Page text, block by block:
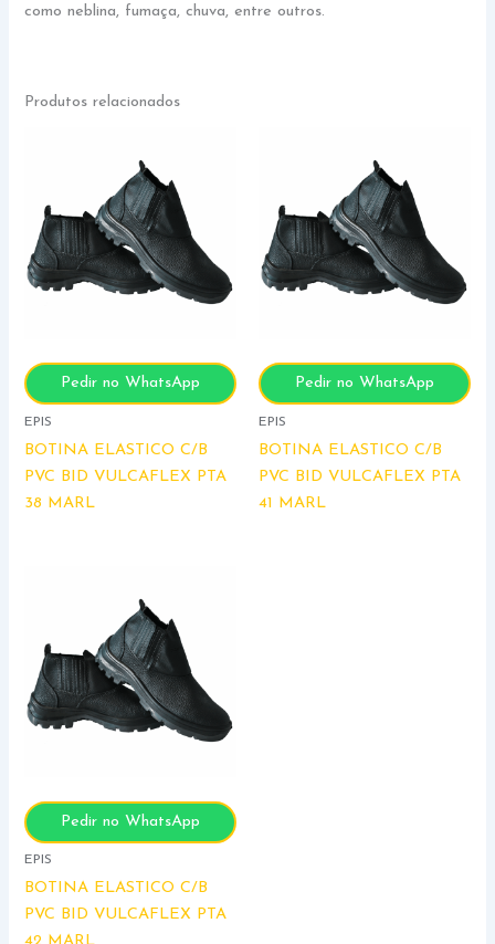
como neblina, fumaça, chuva, entre outros.
Produtos relacionados
Pedir no WhatsApp
EPIS
BOTINA ELASTICO C/B
PVC BID VULCAFLEX PTA
38 MARL
Pedir no WhatsApp
EPIS
BOTINA ELASTICO C/B
PVC BID VULCAFLEX PTA
41 MARL
Pedir no WhatsApp
EPIS
BOTINA ELASTICO C/B
PVC BID VULCAFLEX PTA